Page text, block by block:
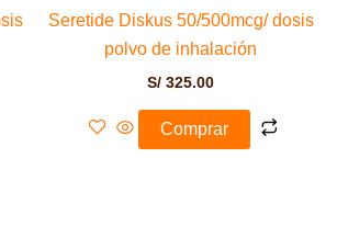
Seretide Diskus 50/500mcg/ dosis
polvo de inhalación
S/ 325.00
Comprar